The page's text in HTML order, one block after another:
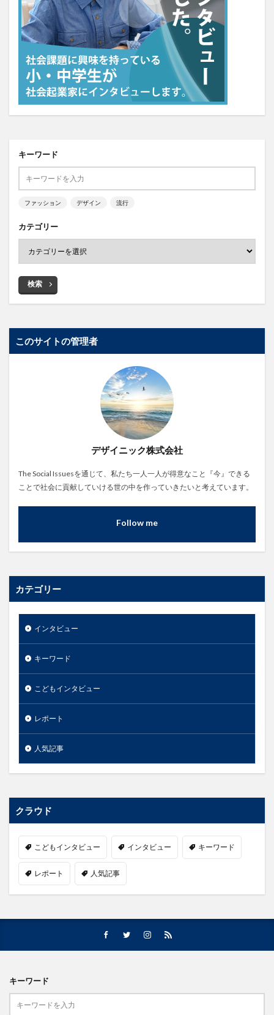
キーワード
ファッション デザイン 流行
カテゴリー
検索
このサイトの管理者
デザイニック株式会社
The Social Issuesを通じて、私たち一人一人が得意なこと『今』できる
ことで社会に貢献していける世の中を作っていきたいと考えています。
Follow me
カテゴリー
インタビュー
キーワード
こどもインタビュー
レポート
人気記事
クラウド
こどもインタビュー インタビュー キーワード
レポート 人気記事
キーワード